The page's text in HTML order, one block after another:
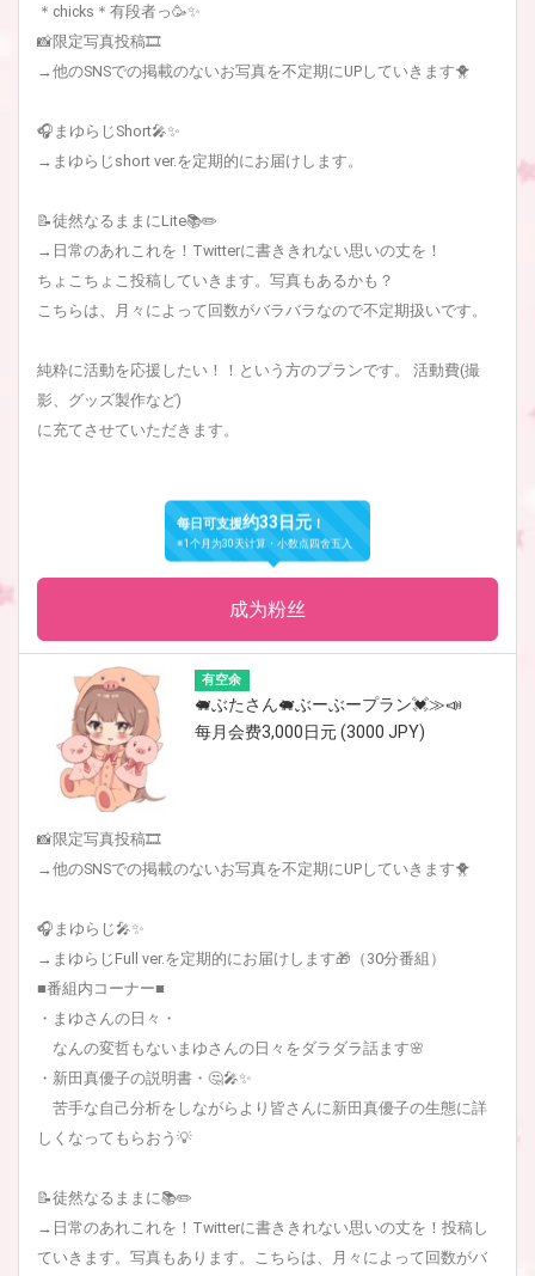
＊chicks＊有段者っ🥳✨
📸限定写真投稿🎞
→他のSNSでの掲載のないお写真を不定期にUPしていきます🐥
🎧まゆらじShort🎤✨
→まゆらじshort ver.を定期的にお届けします。
📝徒然なるままにLite📚✏️
→日常のあれこれを！Twitterに書ききれない思いの丈を！
ちょこちょこ投稿していきます。写真もあるかも？
こちらは、月々によって回数がバラバラなので不定期扱いです。
純粋に活動を応援したい！！という方のプランです。 活動費(撮
影、グッズ製作など)
に充てさせていただきます。
每日可支援约33日元！
※1个月为30天计算・小数点四舍五入
成为粉丝
有空余
🐖ぶたさん🐖ぶーぶープラン💓≫📣
每月会费3,000日元 (3000 JPY)
📸限定写真投稿🎞
→他のSNSでの掲載のないお写真を不定期にUPしていきます🐥
🎧まゆらじ🎤✨
→まゆらじFull ver.を定期的にお届けします🎁（30分番組）
■番組内コーナー■
・まゆさんの日々・
なんの変哲もないまゆさんの日々をダラダラ話ます🌸
・新田真優子の説明書・🤔🎤✨
苦手な自己分析をしながらより皆さんに新田真優子の生態に詳
しくなってもらおう💡
📝徒然なるままに📚✏️
→日常のあれこれを！Twitterに書ききれない思いの丈を！投稿し
ていきます。写真もあります。こちらは、月々によって回数がバ